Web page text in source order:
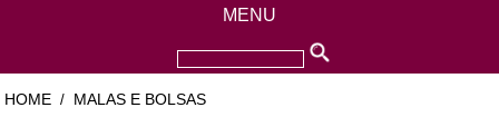
MENU
HOME / MALAS E BOLSAS